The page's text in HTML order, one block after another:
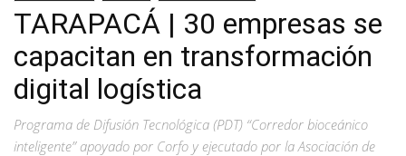
TARAPACÁ | 30 empresas se
capacitan en transformación
digital logística
Programa de Difusión Tecnológica (PDT) “Corredor bioceánico
inteligente” apoyado por Corfo y ejecutado por la Asociación de